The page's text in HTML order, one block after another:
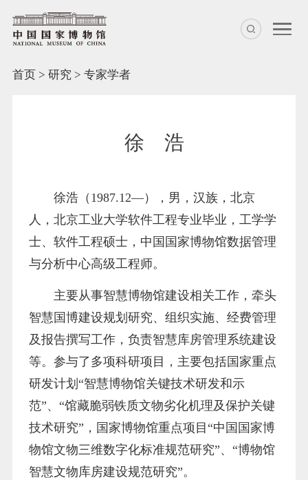
首页> 研究 > 专家学者
徐 浩
徐浩（1987.12—），男，汉族，北京
人，北京工业大学软件工程专业毕业， 工学学
士、软件工程硕士，中国国家博物馆数据管理
与分析中心高级工程师。
主要从事智慧博物馆建设相关工作，牵头
智慧国博建设规划研究、组织实施、经费管理
及报告撰写工作，负责智慧库房管理系统建设
等。参与了多项科研项目，主要包括国家重点
研发计划“智慧博物馆关键技术研发和示
范”、“馆藏脆弱铁质文物劣化机理及保护关键
技术研究”，国家博物馆重点项目“中国国家博
物馆文物三维数字化标准规范研究”、“博物馆
智慧文物库房建设规范研究”。